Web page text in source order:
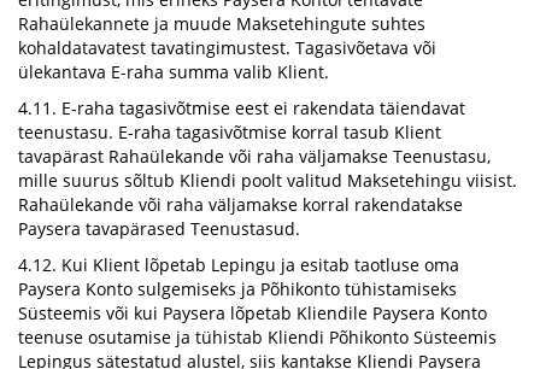
Rahaülekannete ja muude Maksetehingute suhtes
kohaldatavatest tavatingimustest. Tagasivõetava või
ülekantava E-raha summa valib Klient.
4.11. E-raha tagasivõtmise eest ei rakendata täiendavat
teenustasu. E-raha tagasivõtmise korral tasub Klient
tavapärast Rahaülekande või raha väljamakse Teenustasu,
mille suurus sõltub Kliendi poolt valitud Maksetehingu viisist.
Rahaülekande või raha väljamakse korral rakendatakse
Paysera tavapärased Teenustasud.
4.12. Kui Klient lõpetab Lepingu ja esitab taotluse oma
Paysera Konto sulgemiseks ja Põhikonto tühistamiseks
Süsteemis või kui Paysera lõpetab Kliendile Paysera Konto
teenuse osutamise ja tühistab Kliendi Põhikonto Süsteemis
Lepingus sätestatud alustel, siis kantakse Kliendi Paysera